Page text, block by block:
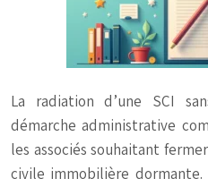
La radiation d’une SCI
démarche administrative
les associés souhaitant
civile immobilière